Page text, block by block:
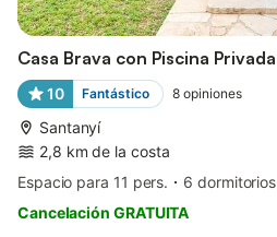
Casa Brava con Piscina Privada
10 Fantástico 8 opiniones
Santanyí
2,8 km de la costa
Espacio para 11 pers.
6 dormitorios
Cancelación GRATUITA